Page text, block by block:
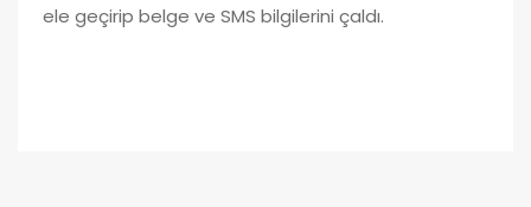
ele geçirip belge ve SMS bilgilerini çaldı.